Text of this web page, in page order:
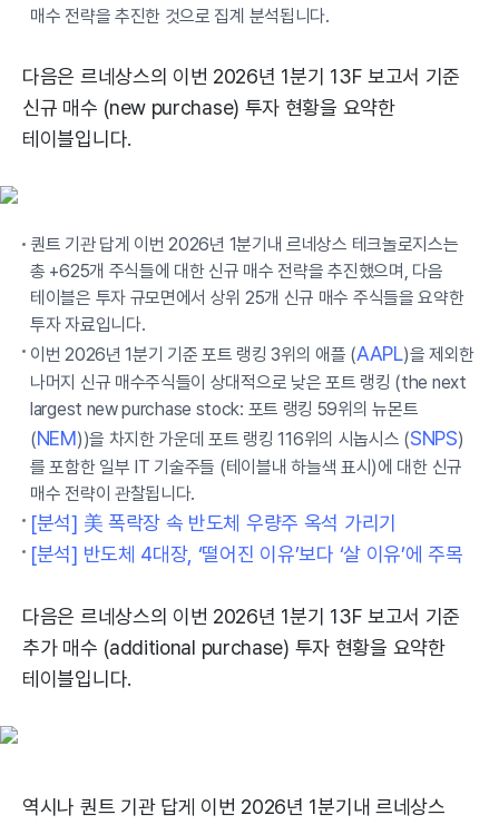
매수 전략을 추진한 것으로 집계 분석됩니다.
다음은 르네상스의 이번 2026년 1분기 13F 보고서 기준
신규 매수 (new purchase) 투자 현황을 요약한
테이블입니다.
퀀트 기관 답게 이번 2026년 1분기내 르네상스 테크놀로지스는
총 +625개 주식들에 대한 신규 매수 전략을 추진했으며, 다음
테이블은 투자 규모면에서 상위 25개 신규 매수 주식들을 요약한
투자 자료입니다.
이번 2026년 1분기 기준 포트 랭킹 3위의 애플 (AAPL)을 제외한
나머지 신규 매수주식들이 상대적으로 낮은 포트 랭킹 (the next
largest new purchase stock: 포트 랭킹 59위의 뉴몬트
(NEM))을 차지한 가운데 포트 랭킹 116위의 시놉시스 (SNPS)
를 포함한 일부 IT 기술주들 (테이블내 하늘색 표시)에 대한 신규
매수 전략이 관찰됩니다.
[분석] 美 폭락장 속 반도체 우량주 옥석 가리기
[분석] 반도체 4대장, ‘떨어진 이유’보다 ‘살 이유’에 주목
다음은 르네상스의 이번 2026년 1분기 13F 보고서 기준
추가 매수 (additional purchase) 투자 현황을 요약한
테이블입니다.
역시나 퀀트 기관 답게 이번 2026년 1분기내 르네상스